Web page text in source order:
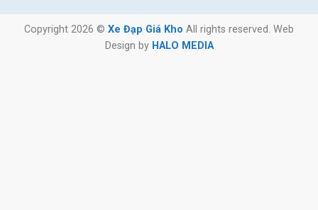
Copyright 2026 © Xe Đạp Giá Kho All rights reserved. Web
Design by HALO MEDIA